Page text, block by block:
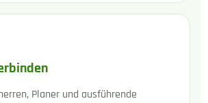
Planer und ausführende